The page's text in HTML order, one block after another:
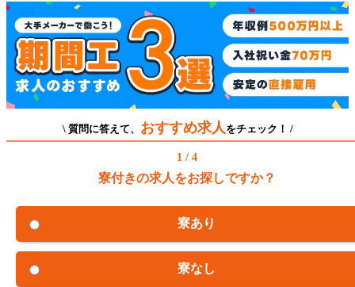
\ 質問に答えて、 おすすめ求人 をチェック！ /
1 / 4
寮付きの求人をお探しですか？
寮あり
寮なし